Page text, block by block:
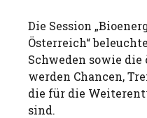
Die Session
Österreich“
Schweden sowie die
werden Chancen,
die für die
sind.